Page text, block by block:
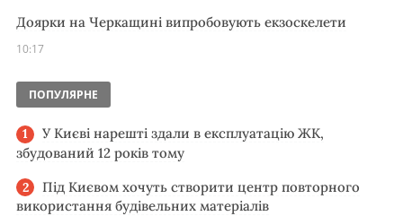
Доярки на Черкащині випробовують екзоскелети
10:17
ПОПУЛЯРНЕ
У Києві нарешті здали в експлуатацію ЖК,
збудований 12 років тому
Під Києвом хочуть створити центр повторного
використання будівельних матеріалів